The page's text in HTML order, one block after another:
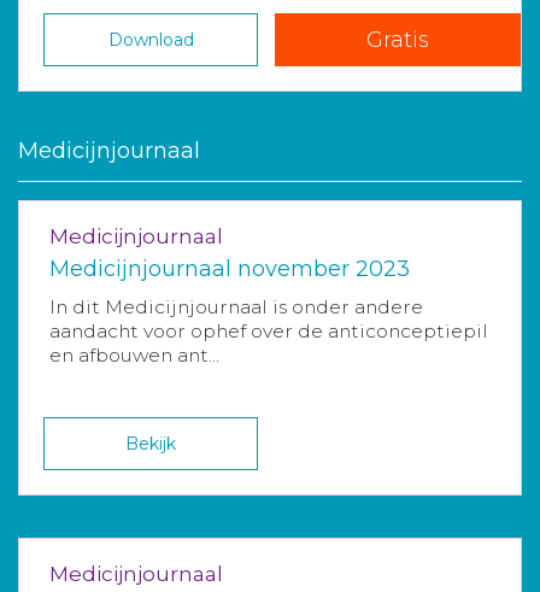
Download Gratis
Medicijnjournaal
Medicijnjournaal
Medicijnjournaal november 2023
In dit Medicijnjournaal is onder andere
aandacht voor ophef over de anticonceptiepil
en afbouwen ant...
Bekijk
Medicijnjournaal